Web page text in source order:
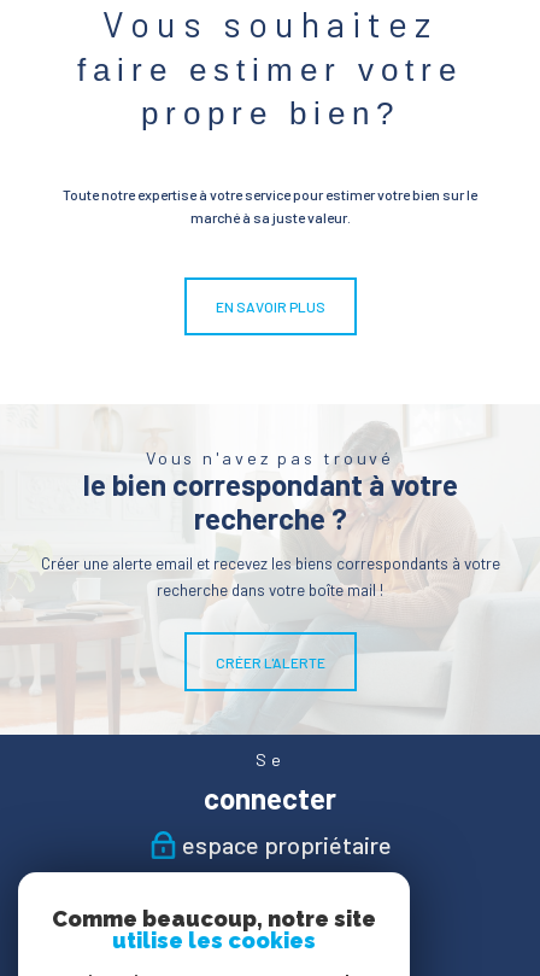
Vous souhaitez
faire estimer votre
propre bien?
Toute notre expertise à votre service pour estimer votre bien sur le
marché à sa juste valeur.
EN SAVOIR PLUS
Vous n'avez pas trouvé
le bien correspondant à votre
recherche ?
Créer une alerte email et recevez les biens correspondants à votre
recherche dans votre boîte mail !
CRÉER L'ALERTE
Se
connecter
espace propriétaire
suivre
Comme beaucoup, notre site
utilise les cookies